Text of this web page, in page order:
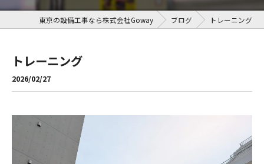
東京の設備工事なら株式会社Goway ブログ トレーニング
トレーニング
2026/02/27